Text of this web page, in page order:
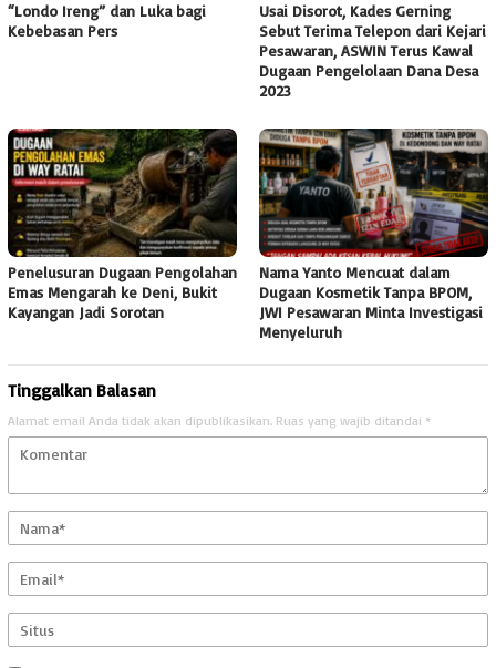
“Londo Ireng” dan Luka bagi
Kebebasan Pers
Usai Disorot, Kades Gerning
Sebut Terima Telepon dari Kejari
Pesawaran, ASWIN Terus Kawal
Dugaan Pengelolaan Dana Desa
2023
Penelusuran Dugaan Pengolahan
Emas Mengarah ke Deni, Bukit
Kayangan Jadi Sorotan
Nama Yanto Mencuat dalam
Dugaan Kosmetik Tanpa BPOM,
JWI Pesawaran Minta Investigasi
Menyeluruh
Tinggalkan Balasan
Alamat email Anda tidak akan dipublikasikan. Ruas yang wajib ditandai *